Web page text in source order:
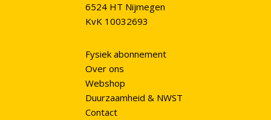
6524 HT Nijmegen
KvK 10032693
Fysiek abonnement
Over ons
Webshop
Duurzaamheid & NWST
Contact